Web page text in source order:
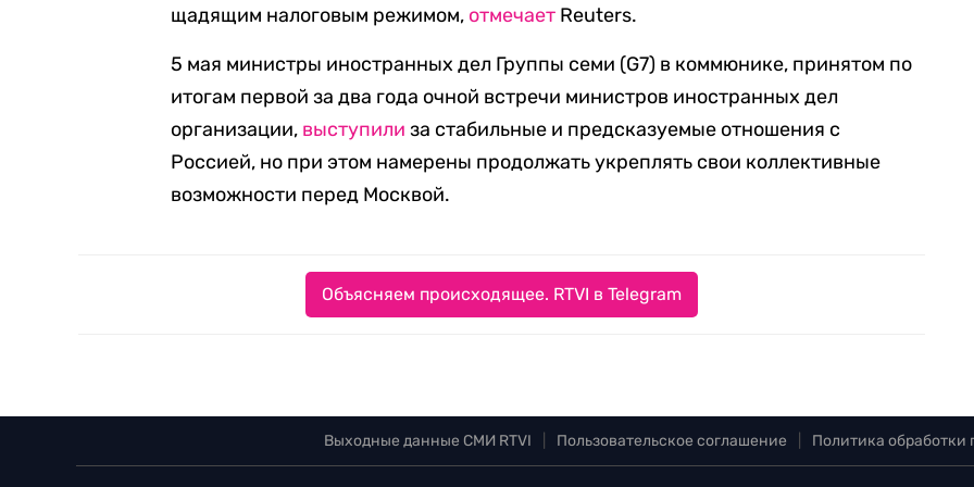
щадящим налоговым режимом, отмечает Reuters.
5 мая министры иностранных дел Группы семи (G7) в коммюнике, принятом по
итогам первой за два года очной встречи министров иностранных дел
организации, выступили за стабильные и предсказуемые отношения с
Россией, но при этом намерены продолжать укреплять свои коллективные
возможности перед Москвой.
Объясняем происходящее. RTVI в Telegram
Выходные данные СМИ RTVI Пользовательское соглашение Политика